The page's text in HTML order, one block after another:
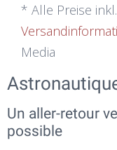
* Alle Preise
Media
Un aller-retour
possible